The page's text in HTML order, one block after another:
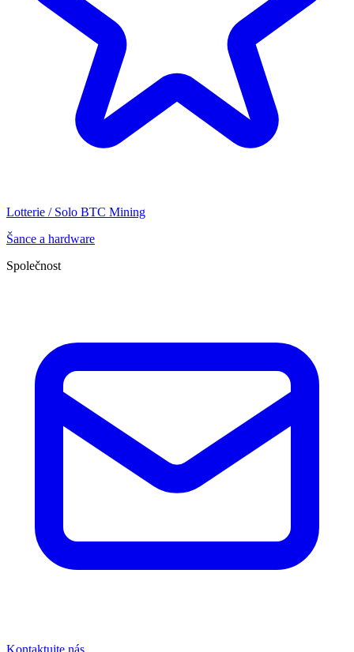
Lotterie / Solo BTC Mining
Šance a hardware
Společnost
Kontaktujte nás